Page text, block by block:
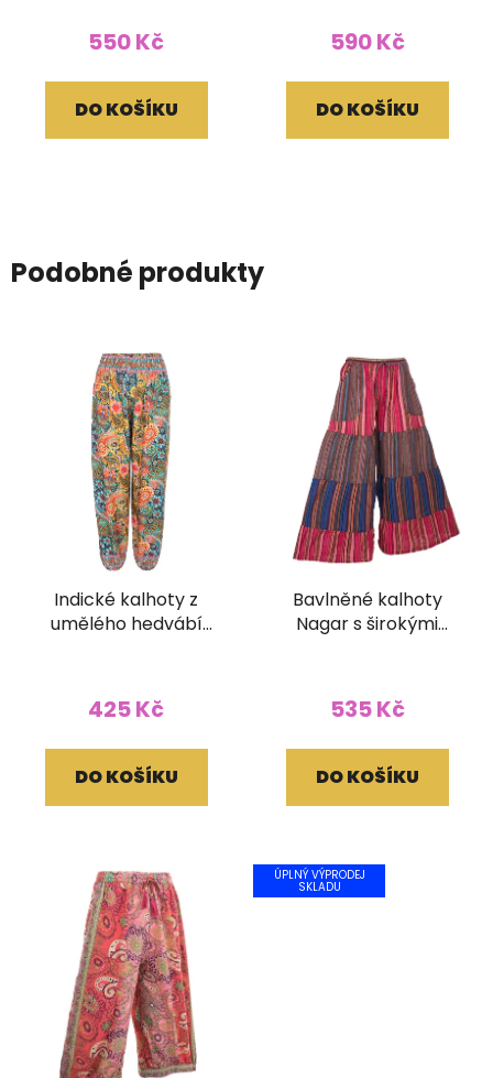
550 Kč
DO KOŠÍKU
590 Kč
DO KOŠÍKU
Podobné produkty
Indické kalhoty z
umělého hedvábí
425 Kč
DO KOŠÍKU
Bavlněné kalhoty
Nagar s širokými
535 Kč
DO KOŠÍKU
ÚPLNÝ VÝPRODEJ
SKLADU